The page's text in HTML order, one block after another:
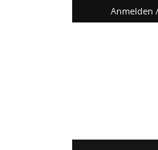
Anmelden